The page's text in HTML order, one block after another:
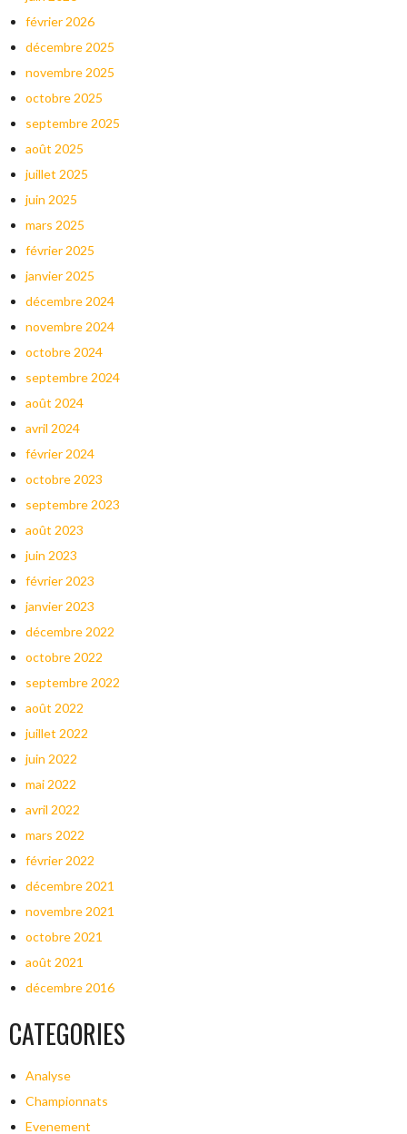
février 2026
décembre 2025
novembre 2025
octobre 2025
septembre 2025
août 2025
juillet 2025
juin 2025
mars 2025
février 2025
janvier 2025
décembre 2024
novembre 2024
octobre 2024
septembre 2024
août 2024
avril 2024
février 2024
octobre 2023
septembre 2023
août 2023
juin 2023
février 2023
janvier 2023
décembre 2022
octobre 2022
septembre 2022
août 2022
juillet 2022
juin 2022
mai 2022
avril 2022
mars 2022
février 2022
décembre 2021
novembre 2021
octobre 2021
août 2021
décembre 2016
CATEGORIES
Analyse
Championnats
Evenement